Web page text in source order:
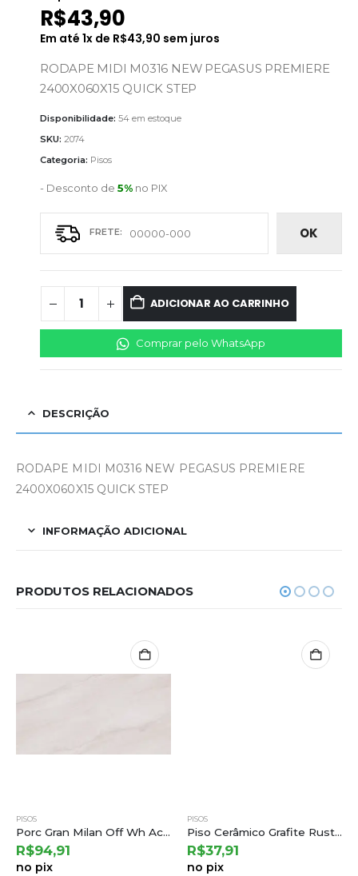
R$43,90
Em até 1x de R$43,90 sem juros
RODAPE MIDI M0316 NEW PEGASUS PREMIERE
2400X060X15 QUICK STEP
Disponibilidade: 54 em estoque
SKU: 2074
Categoria: Pisos
- Desconto de 5% no PIX
OK
ADICIONAR AO CARRINHO
Comprar pelo WhatsApp
DESCRIÇÃO
RODAPE MIDI M0316 NEW PEGASUS PREMIERE
2400X060X15 QUICK STEP
INFORMAÇÃO ADICIONAL
PRODUTOS RELACIONADOS
PISOS
Porc Gran Milan Off Wh Acet – Ct620697 62×122 a Castelli (2,28) B.6 Ton.71 Lt.0005
R$94,91
no pix
PISOS
Piso Cerâmico Grafite Rustico Ret 75,5×75,5 a Cedasa
R$37,91
no pix